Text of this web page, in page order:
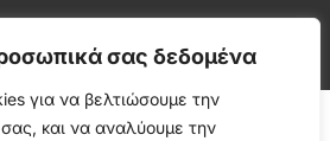
σας δεδομένα
για να βελτιώσουμε την
και να αναλύουμε την